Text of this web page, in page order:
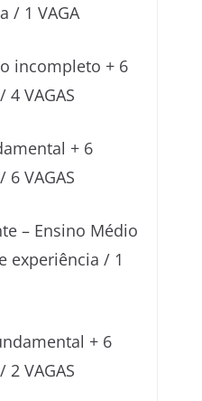
/ 1 VAGA
incompleto + 6
VAGAS
+ 6
VAGAS
– Ensino Médio
experiência / 1
+ 6
VAGAS